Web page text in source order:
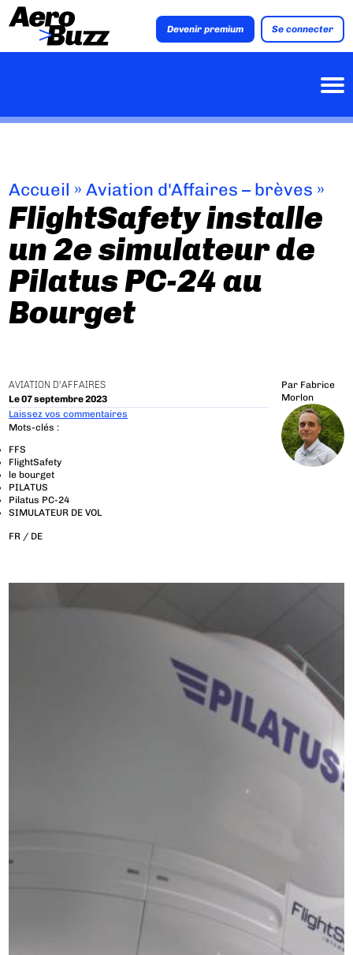
Devenir premium Se connecter
Accueil »Aviation d'Affaires – brèves »
FlightSafety installe
un 2e simulateur de
Pilatus PC-24 au
Bourget
AVIATION D'AFFAIRES
Le 07 septembre 2023
Par Fabrice
Morlon
Laissez vos commentaires
Mots-clés :
FFS
FlightSafety
le bourget
PILATUS
Pilatus PC-24
SIMULATEUR DE VOL
FR / DE